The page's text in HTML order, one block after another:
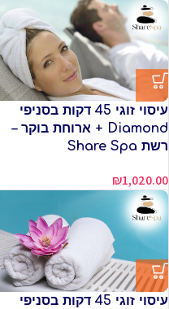
עיסוי זוגי 45 דקות בסניפי
Diamond + ארוחת בוקר –
רשת Share Spa
₪1,020.00
עיסוי זוגי 45 דקות בסניפי